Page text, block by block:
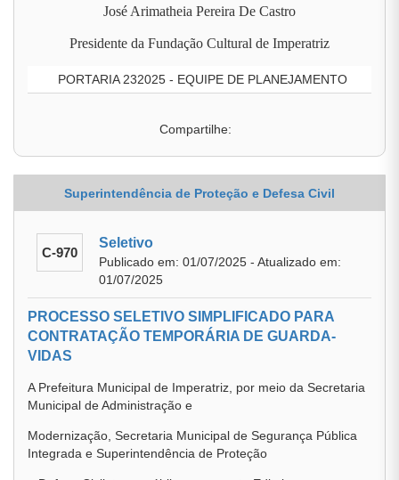
José Arimatheia Pereira De Castro
Presidente da Fundação Cultural de Imperatriz
PORTARIA 232025 - EQUIPE DE PLANEJAMENTO
Compartilhe:
Superintendência de Proteção e Defesa Civil
C-970
Seletivo
Publicado em: 01/07/2025 - Atualizado em:
01/07/2025
PROCESSO SELETIVO SIMPLIFICADO PARA
CONTRATAÇÃO TEMPORÁRIA DE GUARDA-
VIDAS
A Prefeitura Municipal de Imperatriz, por meio da Secretaria
Municipal de Administração e
Modernização, Secretaria Municipal de Segurança Pública
Integrada e Superintendência de Proteção